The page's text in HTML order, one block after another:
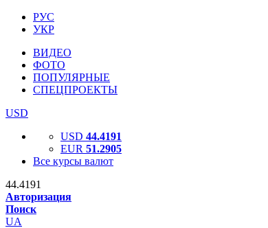
РУС
УКР
ВИДЕО
ФОТО
ПОПУЛЯРНЫЕ
СПЕЦПРОЕКТЫ
USD
USD 44.4191
EUR 51.2905
Все курсы валют
44.4191
Авторизация
Поиск
UA